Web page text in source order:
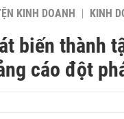
KINH DOANH KINH
biến thành
cáo đột